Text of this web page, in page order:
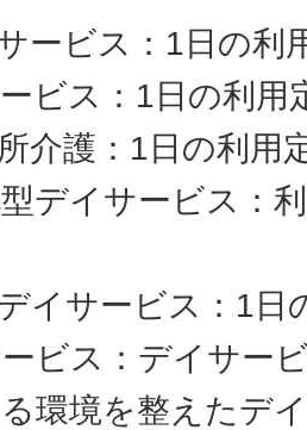
ービス：1日の利
ビス：1日の利用
介護：1日の利用
デイサービス：
イサービス：1日
ビス：デイサー
環境を整えたデ